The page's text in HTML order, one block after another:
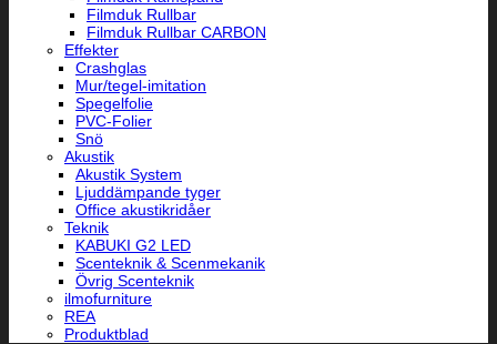
Filmduk Rullbar
Filmduk Rullbar CARBON
Effekter
Crashglas
Mur/tegel-imitation
Spegelfolie
PVC-Folier
Snö
Akustik
Akustik System
Ljuddämpande tyger
Office akustikridåer
Teknik
KABUKI G2 LED
Scenteknik & Scenmekanik
Övrig Scenteknik
ilmofurniture
REA
Produktblad